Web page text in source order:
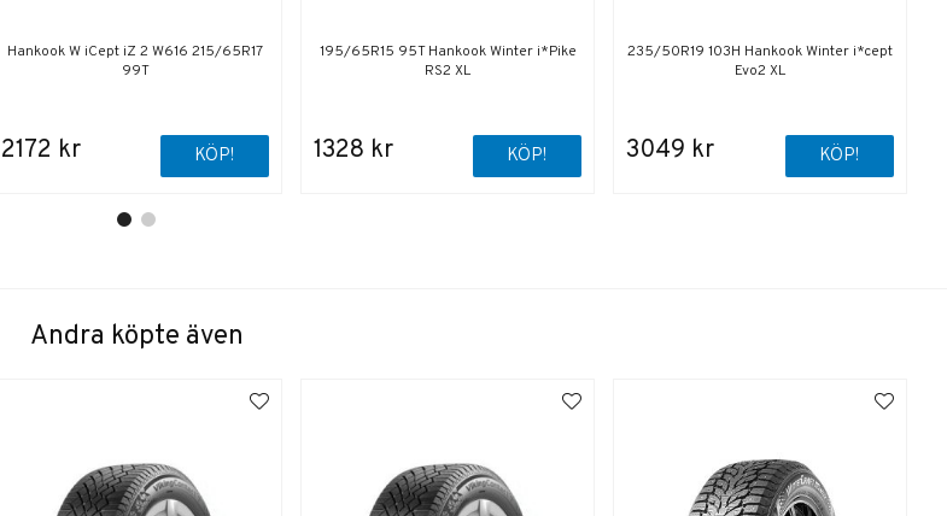
Hankook W iCept iZ 2 W616 215/65R17
99T
2172 kr KÖP!
195/65R15 95T Hankook Winter i*Pike
RS2 XL
1328 kr KÖP!
235/50R19 103H Hankook Winter i*cept
Evo2 XL
3049 kr KÖP!
Andra köpte även